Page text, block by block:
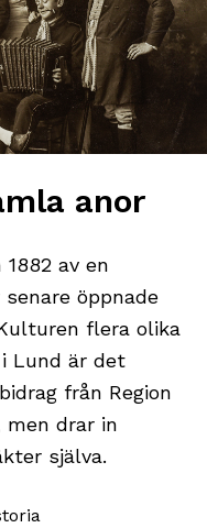
anor
av en
öppnade
flera olika
Lund är det
från Region
men drar in
själva.